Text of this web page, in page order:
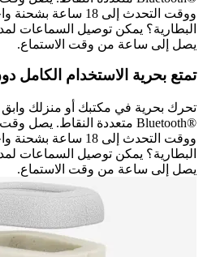
ووقت التحدث إلى 18
يصل إلى ساعة من وقت الاستماع.
تمتع بحرية الاستخدام الكامل
تحرك بحرية في مكتبك أو منزلك وابق
ووقت التحدث إلى 18
يصل إلى ساعة من وقت الاستماع.